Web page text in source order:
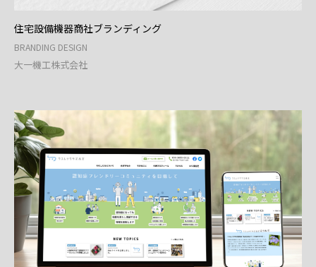
住宅設備機器商社ブランディング
BRANDING DESIGN
大一機工株式会社